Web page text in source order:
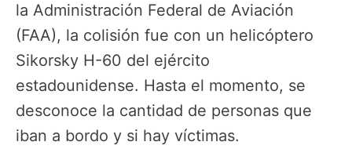
la Administración Federal de Aviación
(FAA), la colisión fue con un helicóptero
Sikorsky H-60 del ejército
estadounidense. Hasta el momento, se
desconoce la cantidad de personas que
iban a bordo y si hay víctimas.